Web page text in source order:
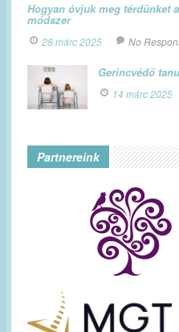
Hogyan óvjuk meg térdünket
módszer
28 márc 2025 No
Gerincvédő
14 márc 2025
Partnereink